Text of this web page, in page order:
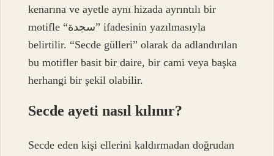
kenarına ve ayetle aynı hizada ayrıntılı bir
motifle “سجدة” ifadesinin yazılmasıyla
belirtilir. “Secde gülleri” olarak da adlandırılan
bu motifler basit bir daire, bir cami veya başka
herhangi bir şekil olabilir.
Secde ayeti nasıl kılınır?
Secde eden kişi ellerini kaldırmadan doğrudan